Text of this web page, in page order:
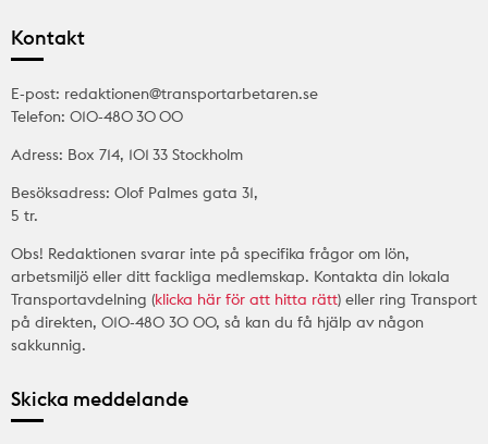
Kontakt
E-post: redaktionen@transportarbetaren.se
Telefon: 010-480 30 00
Adress: Box 714, 101 33 Stockholm
Besöksadress: Olof Palmes gata 31,
5 tr.
Obs! Redaktionen svarar inte på specifika frågor om lön,
arbetsmiljö eller ditt fackliga medlemskap. Kontakta din lokala
Transportavdelning (klicka här för att hitta rätt) eller ring Transport
på direkten, 010-480 30 00, så kan du få hjälp av någon
sakkunnig.
Skicka meddelande